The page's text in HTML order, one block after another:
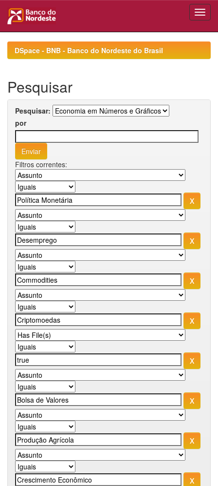
navigationDSpace - BNB - Banco do Nordeste do Brasil
Pesquisar
Pesquisar:
por
Filtros correntes: